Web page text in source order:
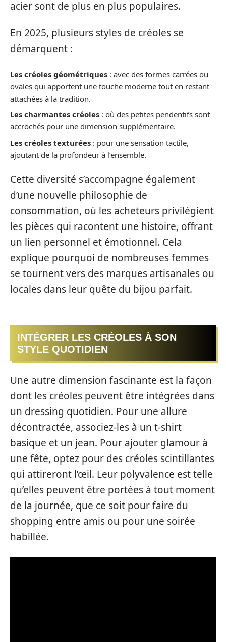
acier sont de plus en plus populaires.
En 2025, plusieurs styles de créoles se
démarquent :
Les créoles géométriques : avec des formes carrées ou
ovales qui apportent une touche moderne tout en restant
attachées à la tradition.
Les charmantes créoles : où des petites pendentifs sont
accrochés pour une dimension supplémentaire.
Les créoles texturées : pour une sensation tactile,
ajoutant de la profondeur à l’ensemble.
Cette diversité s’accompagne également
d’une nouvelle philosophie de
consommation, où les acheteurs privilégient
les pièces qui racontent une histoire, offrant
un lien personnel et émotionnel. Cela
explique pourquoi de nombreuses femmes
se tournent vers des marques artisanales ou
locales dans leur quête du bijou parfait.
INTÉGRER LES CRÉOLES À SON
STYLE QUOTIDIEN
Une autre dimension fascinante est la façon
dont les créoles peuvent être intégrées dans
un dressing quotidien. Pour une allure
décontractée, associez-les à un t-shirt
basique et un jean. Pour ajouter glamour à
une fête, optez pour des créoles scintillantes
qui attireront l’œil. Leur polyvalence est telle
qu’elles peuvent être portées à tout moment
de la journée, que ce soit pour faire du
shopping entre amis ou pour une soirée
habillée.